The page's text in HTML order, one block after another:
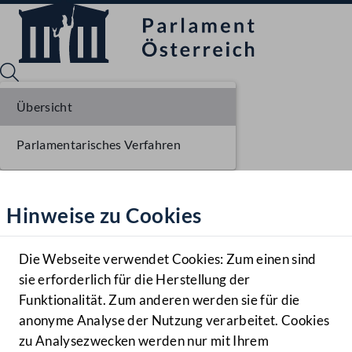
Hilfe
Benutzer
Navigationsmenü öffnen
MENÜ
Hinweise zu Cookies
Die Webseite verwendet Cookies: Zum einen sind
sie erforderlich für die Herstellung der
Funktionalität. Zum anderen werden sie für die
anonyme Analyse der Nutzung verarbeitet. Cookies
zu Analysezwecken werden nur mit Ihrem
Übersicht
Parlamentarisches Verfahren